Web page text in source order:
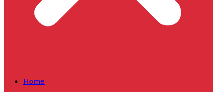
Home